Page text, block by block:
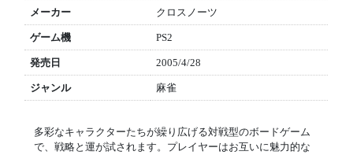
メーカー クロスノーツ
ゲーム機 PS2
発売日 2005/4/28
ジャンル 麻雀
多彩なキャラクターたちが繰り広げる対戦型のボードゲーム
で、戦略と運が試されます。プレイヤーはお互いに魅力的な